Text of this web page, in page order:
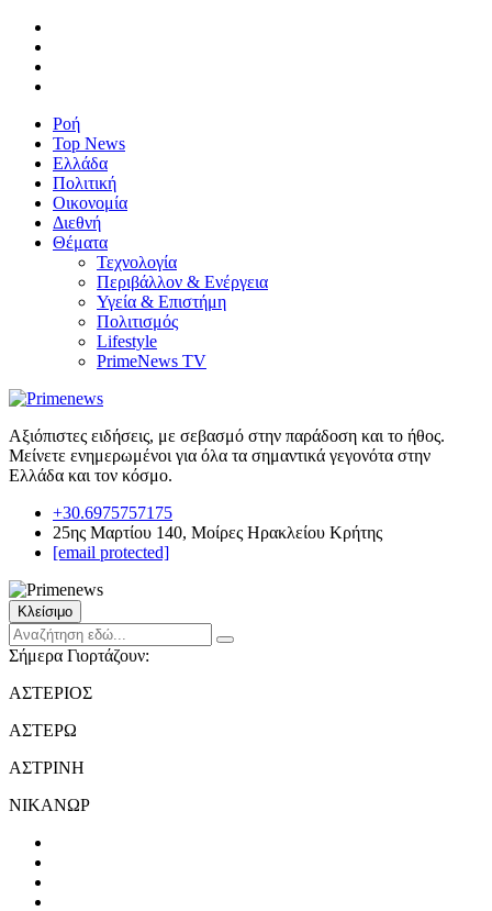
Ροή
Top News
Ελλάδα
Πολιτική
Οικονομία
Διεθνή
Θέματα
Τεχνολογία
Περιβάλλον & Ενέργεια
Υγεία & Επιστήμη
Πολιτισμός
Lifestyle
PrimeNews TV
Αξιόπιστες ειδήσεις, με σεβασμό στην παράδοση και το ήθος.
Μείνετε ενημερωμένοι για όλα τα σημαντικά γεγονότα στην
Ελλάδα και τον κόσμο.
+30.6975757175
25ης Μαρτίου 140, Μοίρες Ηρακλείου Κρήτης
[email protected]
Κλείσιμο
Σήμερα Γιορτάζουν:
ΑΣΤΕΡΙΟΣ
ΑΣΤΕΡΩ
ΑΣΤΡΙΝΗ
ΝΙΚΑΝΩΡ